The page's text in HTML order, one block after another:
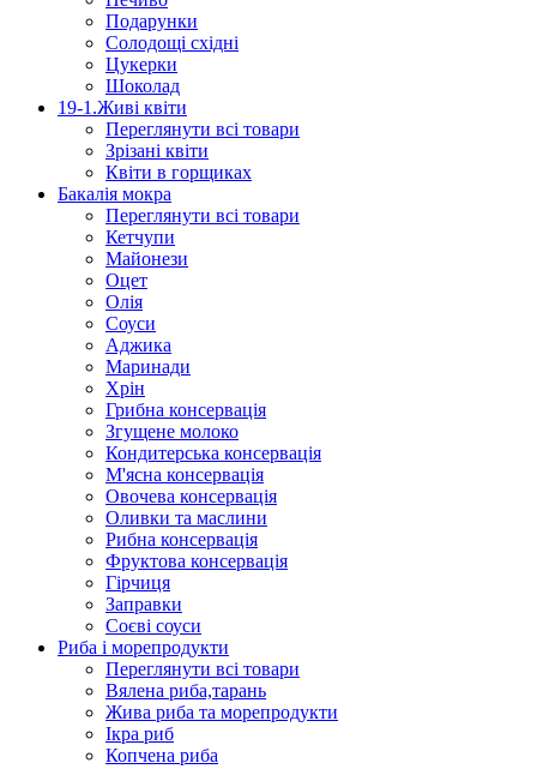
Подарунки
Солодощі східні
Цукерки
Шоколад
19-1.Живі квіти
Переглянути всі товари
Зрізані квіти
Квіти в горщиках
Бакалія мокра
Переглянути всі товари
Кетчупи
Майонези
Оцет
Олія
Соуси
Аджика
Маринади
Хрін
Грибна консервація
Згущене молоко
Кондитерська консервація
М'ясна консервація
Овочева консервація
Оливки та маслини
Рибна консервація
Фруктова консервація
Гірчиця
Заправки
Соєві соуси
Риба і морепродукти
Переглянути всі товари
Вялена риба,тарань
Жива риба та морепродукти
Ікра риб
Копчена риба